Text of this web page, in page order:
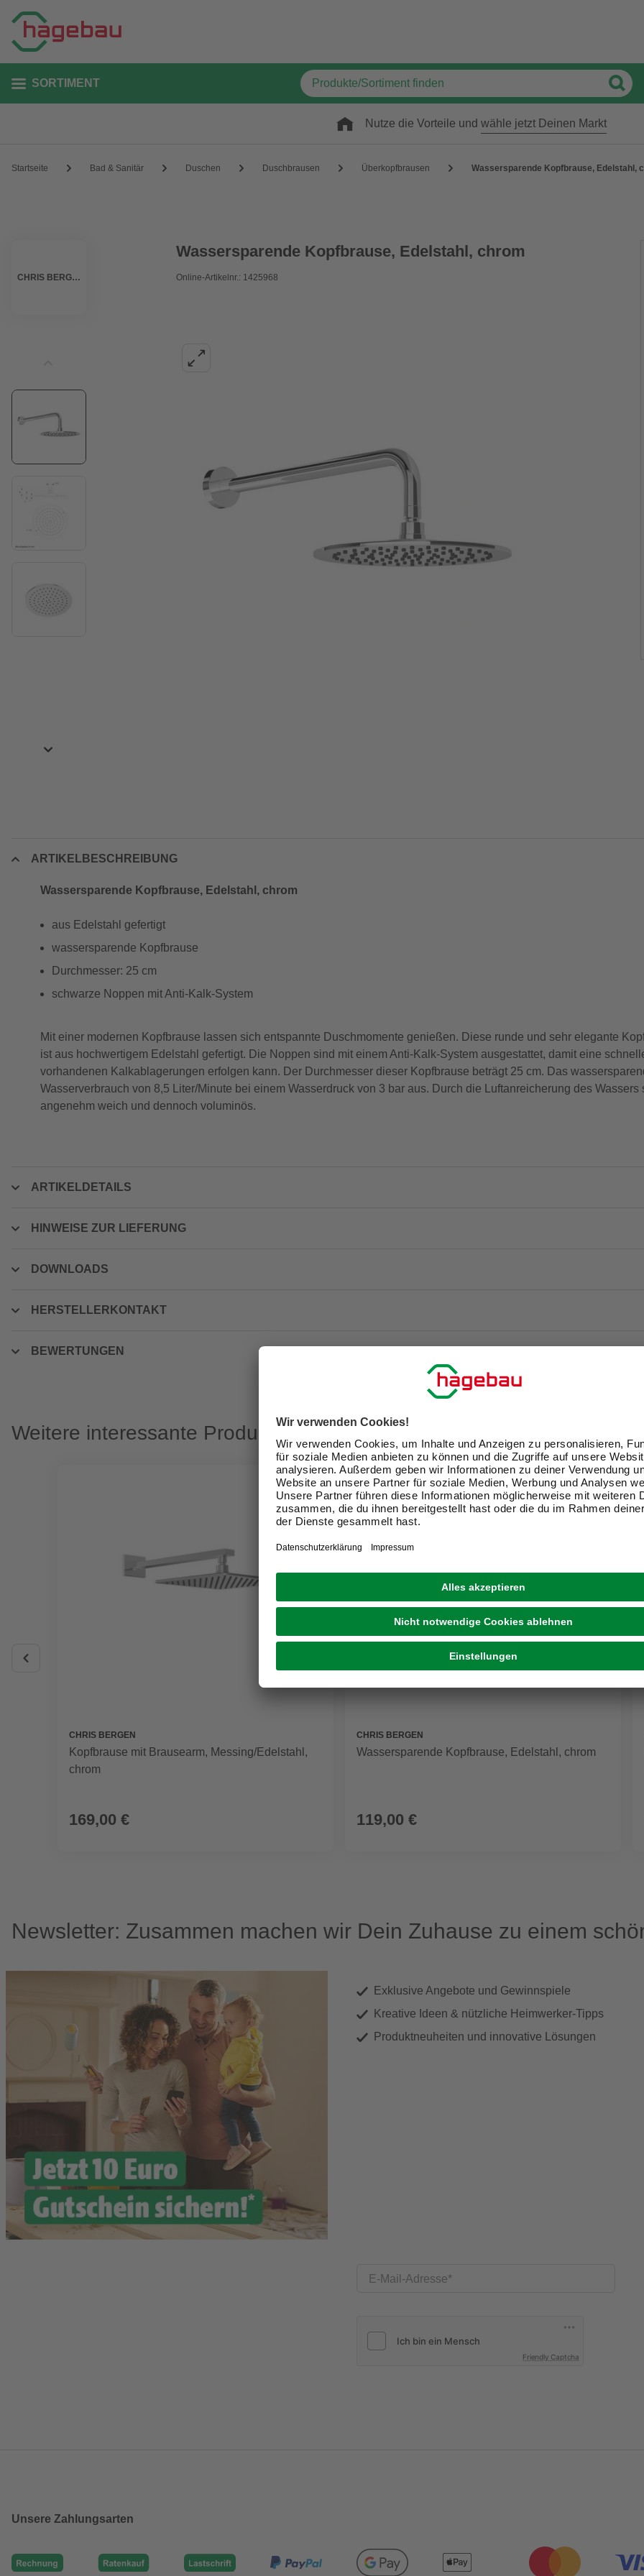
SORTIMENT
Nutze die Vorteile und wähle jetzt Deinen Markt
Startseite Bad & Sanitär Duschen Duschbrausen Überkopfbrausen Wassersparende Kopfbrause, Edelstahl,
CHRIS BERGEN
Wassersparende Kopfbrause, Edelstahl, chrom
Online-Artikelnr.: 1425968
ARTIKELBESCHREIBUNG
Wassersparende Kopfbrause, Edelstahl, chrom
aus Edelstahl gefertigt
wassersparende Kopfbrause
Durchmesser: 25 cm
schwarze Noppen mit Anti-Kalk-System
Mit einer modernen Kopfbrause lassen sich entspannte Duschmomente genießen. Diese runde und sehr elegante
ist aus hochwertigem Edelstahl gefertigt. Die Noppen sind mit einem Anti-Kalk-System ausgestattet, damit eine
vorhandenen Kalkablagerungen erfolgen kann. Der Durchmesser dieser Kopfbrause beträgt 25 cm. Das
Wasserverbrauch von 8,5 Liter/Minute bei einem Wasserdruck von 3 bar aus. Durch die Luftanreicherung des Wassers
angenehm weich und dennoch voluminös.
ARTIKELDETAILS
HINWEISE ZUR LIEFERUNG
DOWNLOADS
HERSTELLERKONTAKT
BEWERTUNGEN
Weitere interessante Produkte
CHRIS BERGEN
Kopfbrause mit Brausearm, Messing/Edelstahl,
chrom
169,00 €
CHRIS BERGEN
Wassersparende Kopfbrause, Edelstahl, chrom
119,00 €
Newsletter: Zusammen machen wir Dein Zuhause zu einem
Exklusive Angebote und Gewinnspiele
Kreative Ideen & nützliche Heimwerker-Tipps
Produktneuheiten und innovative Lösungen
E-Mail-Adresse
Friendly Captcha
Unsere Zahlungsarten